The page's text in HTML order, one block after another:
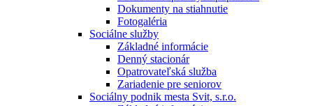
Dokumenty na stiahnutie
Fotogaléria
Sociálne služby
Základné informácie
Denný stacionár
Opatrovateľská služba
Zariadenie pre seniorov
Sociálny podnik mesta Svit, s.r.o.